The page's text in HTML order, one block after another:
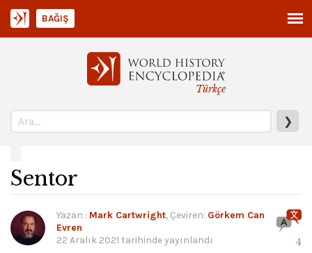
Türkçe
❯
BAĞIŞ
Sentor
Yazan : Mark Cartwright, Çeviren: Görkem Can
Evren
22 Aralık 2021 tarihinde yayınlandı 4